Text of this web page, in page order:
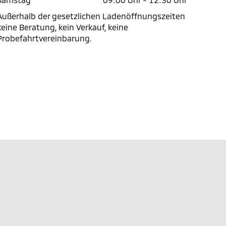
der gesetzlichen Ladenöffnungszeiten
Beratung, kein Verkauf, keine